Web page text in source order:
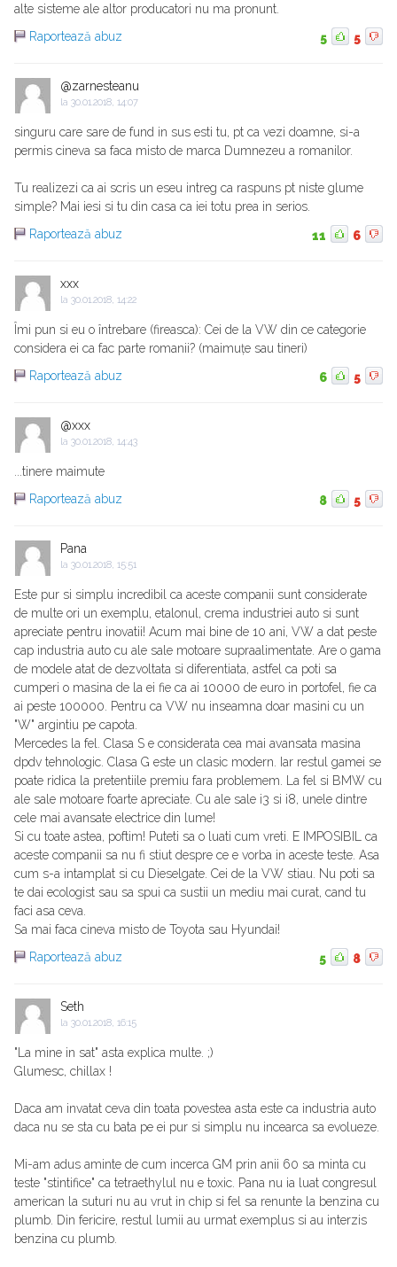
alte sisteme ale altor producatori nu ma pronunt.
Raportează abuz
5 5
@zarnesteanu
la 30.01.2018, 14:07
singuru care sare de fund in sus esti tu, pt ca vezi doamne, si-a
permis cineva sa faca misto de marca Dumnezeu a romanilor.
Tu realizezi ca ai scris un eseu intreg ca raspuns pt niste glume
simple? Mai iesi si tu din casa ca iei totu prea in serios.
Raportează abuz
11 6
xxx
la 30.01.2018, 14:22
Îmi pun si eu o întrebare (fireasca): Cei de la VW din ce categorie
considera ei ca fac parte romanii? (maimuțe sau tineri)
Raportează abuz
6 5
@xxx
la 30.01.2018, 14:43
...tinere maimute
Raportează abuz
8 5
Pana
la 30.01.2018, 15:51
Este pur si simplu incredibil ca aceste companii sunt considerate
de multe ori un exemplu, etalonul, crema industriei auto si sunt
apreciate pentru inovatii! Acum mai bine de 10 ani, VW a dat peste
cap industria auto cu ale sale motoare supraalimentate. Are o gama
de modele atat de dezvoltata si diferentiata, astfel ca poti sa
cumperi o masina de la ei fie ca ai 10000 de euro in portofel, fie ca
ai peste 100000. Pentru ca VW nu inseamna doar masini cu un
"W" argintiu pe capota.
Mercedes la fel. Clasa S e considerata cea mai avansata masina
dpdv tehnologic. Clasa G este un clasic modern. Iar restul gamei se
poate ridica la pretentiile premiu fara problemem. La fel si BMW cu
ale sale motoare foarte apreciate. Cu ale sale i3 si i8, unele dintre
cele mai avansate electrice din lume!
Si cu toate astea, poftim! Puteti sa o luati cum vreti. E IMPOSIBIL ca
aceste companii sa nu fi stiut despre ce e vorba in aceste teste. Asa
cum s-a intamplat si cu Dieselgate. Cei de la VW stiau. Nu poti sa
te dai ecologist sau sa spui ca sustii un mediu mai curat, cand tu
faci asa ceva.
Sa mai faca cineva misto de Toyota sau Hyundai!
Raportează abuz
5 8
Seth
la 30.01.2018, 16:15
"La mine in sat" asta explica multe. ;)
Glumesc, chillax !
Daca am invatat ceva din toata povestea asta este ca industria auto
daca nu se sta cu bata pe ei pur si simplu nu incearca sa evolueze.
Mi-am adus aminte de cum incerca GM prin anii 60 sa minta cu
teste "stintifice" ca tetraethylul nu e toxic. Pana nu ia luat congresul
american la suturi nu au vrut in chip si fel sa renunte la benzina cu
plumb. Din fericire, restul lumii au urmat exemplus si au interzis
benzina cu plumb.